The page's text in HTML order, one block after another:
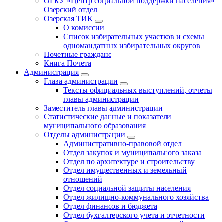
Озерский отдел
Озерская ТИК
О комиссии
Список избирательных участков и схемы
одномандатных избирательных округов
Почетные граждане
Книга Почета
Администрация
Глава администрации
Тексты официальных выступлений, отчеты
главы администрации
Заместитель главы администрации
Статистические данные и показатели
муниципального образования
Отделы администрации
Административно-правовой отдел
Отдел закупок и муниципального заказа
Отдел по архитектуре и строительству
Отдел имущественных и земельный
отношений
Отдел социальной защиты населения
Отдел жилищно-коммунального хозяйства
Отдел финансов и бюджета
Отдел бухгалтерского учета и отчетности